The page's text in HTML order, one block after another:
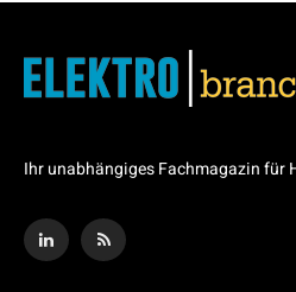
Ihr unabhängiges Fachmagazin für